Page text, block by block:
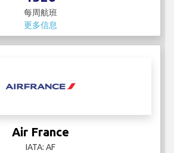
每周航班
更多信息
Air France
IATA: AF